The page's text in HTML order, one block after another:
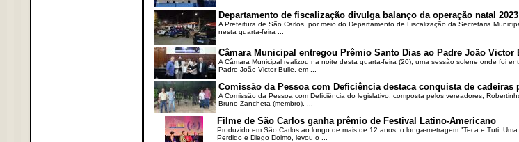
Departamento de fiscalização divulga balanço da operação natal 2023
A Prefeitura de São Carlos, por meio do Departamento de Fiscalização da Secretaria
nesta quarta-feira ...
Câmara Municipal entregou Prêmio Santo Dias ao Padre João Victor
A Câmara Municipal realizou na noite desta quarta-feira (20), uma sessão solene onde foi
Padre João Victor Bulle, em ...
Comissão da Pessoa com Deficiência destaca conquista de
A Comissão da Pessoa com Deficiência do legislativo, composta pelos vereadores,
Bruno Zancheta (membro), ...
Filme de São Carlos ganha prêmio de Festival Latino-Americano
Produzido em São Carlos ao longo de mais de 12 anos, o longa-metragem "Teca e Tuti:
Perdido e Diego Doimo, levou o ...